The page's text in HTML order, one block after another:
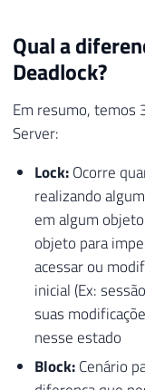
Qual a
Deadlock?
Em resumo, temos
Server:
Lock:Ocorre
realizando
em algum
objeto para
acessar ou
inicial (Ex:
suas
nesse estado
Block:Cenário